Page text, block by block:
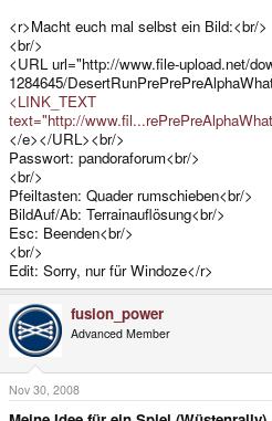
<r>Macht euch mal selbst ein Bild:<br/>
<br/>
<URL url="http://www.file-upload.net/
1284645/
<LINK_TEXT
text="http://
</e></URL><br/>
Passwort: pandoraforum<br/>
<br/>
Pfeiltasten: Quader rumschieben<br/>
BildAuf/Ab: Terrainauflösung<br/>
Esc: Beenden<br/>
<br/>
Edit: Sorry, nur für Windoze</r>
fusion_power
Advanced Member
Nov 30, 2008